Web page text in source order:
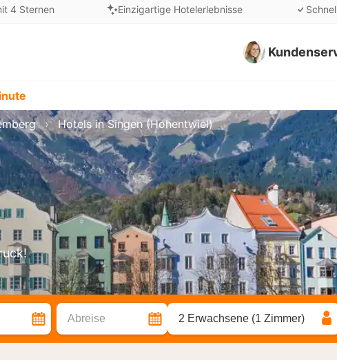
4 Sternen Einzigartige Hotelerlebnisse
Hotels in Singen (Hohentwiel)
Abreise 2 Erwachsene (1 Zimmer)